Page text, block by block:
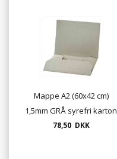
Mappe A2 (60x42 cm)
1,5mm GRÅ syrefri karton
med 3 klapper
78,50 DKK